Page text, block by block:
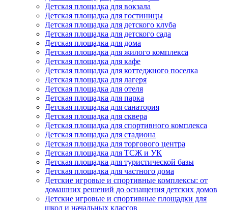
Детская площадка для вокзала
Детская площадка для гостиницы
Детская площадка для детского клуба
Детская площадка для детского сада
Детская площадка для дома
Детская площадка для жилого комплекса
Детская площадка для кафе
Детская площадка для коттеджного поселка
Детская площадка для лагеря
Детская площадка для отеля
Детская площадка для парка
Детская площадка для санатория
Детская площадка для сквера
Детская площадка для спортивного комплекса
Детская площадка для стадиона
Детская площадка для торгового центра
Детская площадка для ТСЖ и УК
Детская площадка для туристической базы
Детская площадка для частного дома
Детские игровые и спортивные комплексы: от
домашних решений до оснащения детских домов
Детские игровые и спортивные площадки для
школ и начальных классов